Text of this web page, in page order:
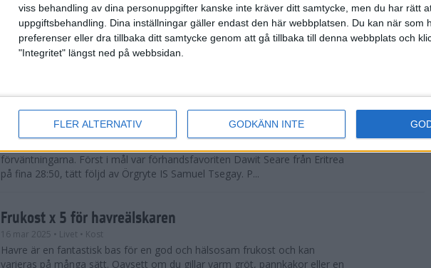
viss behandling av dina personuppgifter kanske inte kräver ditt samtycke, men du har rätt
uppgiftsbehandling. Dina inställningar gäller endast den här webbplatsen. Du kan när som
preferenser eller dra tillbaka ditt samtycke genom att gå tillbaka till denna webbplats och
"Integritet" längst ned på webbsidan.
FLER ALTERNATIV GODKÄNN INTE
30 mar 2025
Sarah Lahti var besviken efter sitt första lopp på 10 000 m på tre år. På
söndagen slutade den 30-åriga Hässelby-löparen på 14:e plats i San Juan
Capistrano 10 000 m utan för Los Angeles. Detta anses ...
Snabba tider när adidas Premiärmilen sprang igång
löparsäsongen!
förväntningarna. Först i mål var förhandsfavoriten Dawit Seare från Eritrea
på fina 28:50, tätt följd av Örgryte IS Samuel Tsegay. P...
Frukost x 5 för havreälskaren
16 mar 2025 • Livet • Kost
Havre är en fantastisk bas för en god och hälsosam frukost och kan
varieras på många sätt. Oavsett om du gillar varm gröt, pannkakor eller en